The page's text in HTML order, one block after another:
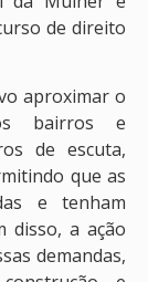
de direito
aproximar o
bairros e
de escuta,
que as
e tenham
disso, a ação
demandas,